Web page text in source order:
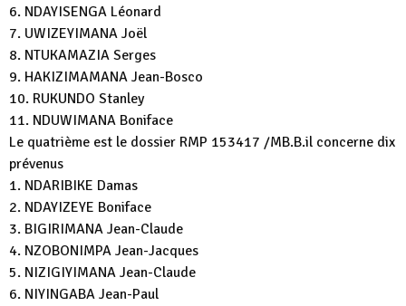
6. NDAYISENGA Léonard
7. UWIZEYIMANA Joël
8. NTUKAMAZIA Serges
9. HAKIZIMAMANA Jean-Bosco
10. RUKUNDO Stanley
11. NDUWIMANA Boniface
Le quatrième est le dossier RMP 153417 /MB.B.il concerne dix
prévenus
1. NDARIBIKE Damas
2. NDAYIZEYE Boniface
3. BIGIRIMANA Jean-Claude
4. NZOBONIMPA Jean-Jacques
5. NIZIGIYIMANA Jean-Claude
6. NIYINGABA Jean-Paul